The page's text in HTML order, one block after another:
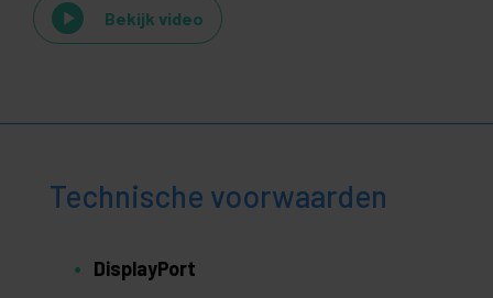
Bekijk video
Technische voorwaarden
DisplayPort